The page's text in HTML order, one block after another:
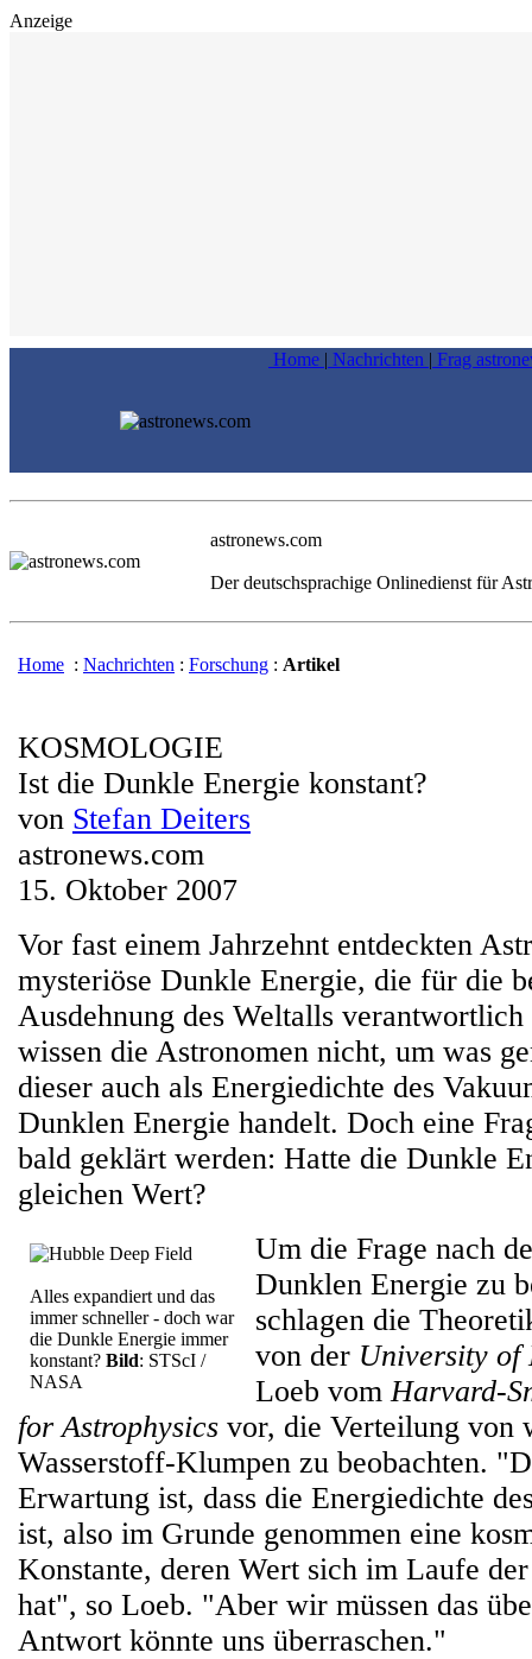
Anzeige
Home | Nachrichten | Frag
astronews.com
Der deutschsprachige Onlinedienst für
Home : Nachrichten : Forschung : Artikel
KOSMOLOGIE
Ist die Dunkle Energie konstant?
von Stefan Deiters
astronews.com
15. Oktober 2007
Vor fast einem Jahrzehnt entdeckten
mysteriöse Dunkle Energie, die für die
Ausdehnung des Weltalls
wissen die Astronomen nicht, um was
dieser auch als Energiedichte des
Dunklen Energie handelt. Doch eine
bald geklärt werden: Hatte die Dunkle
gleichen Wert?
Alles expandiert und das
immer schneller - doch war
die Dunkle Energie immer
konstant? Bild: STScI /
NASA
Um die Frage nach
Dunklen Energie zu
schlagen die
von der University of
Loeb vomHarvard-
for Astrophysics vor, die Verteilung von
Wasserstoff-Klumpen zu beobachten.
Erwartung ist, dass die Energiedichte
ist, also im Grunde genommen eine
Konstante, deren Wert sich im Laufe
hat", so Loeb. "Aber wir müssen das
Antwort könnte uns überraschen."